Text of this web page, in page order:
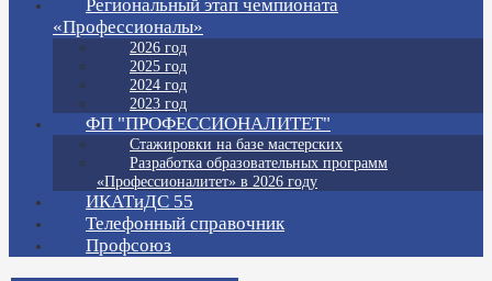
Региональный этап чемпионата
«Профессионалы»
2026 год
2025 год
2024 год
2023 год
ФП "ПРОФЕССИОНАЛИТЕТ"
Стажировки на базе мастерских
Разработка образовательных программ
«Профессионалитет» в 2026 году
ИКАТиДС 55
Телефонный справочник
Профсоюз